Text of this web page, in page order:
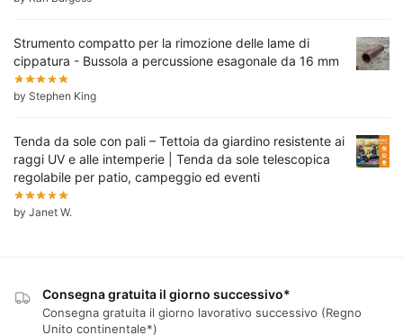
Strumento compatto per la rimozione delle lame di
cippatura - Bussola a percussione esagonale da 16 mm
by Stephen King
Tenda da sole con pali – Tettoia da giardino resistente ai
raggi UV e alle intemperie | Tenda da sole telescopica
regolabile per patio, campeggio ed eventi
by Janet W.
Consegna gratuita il giorno successivo*
Consegna gratuita il giorno lavorativo successivo (Regno
Unito continentale*)